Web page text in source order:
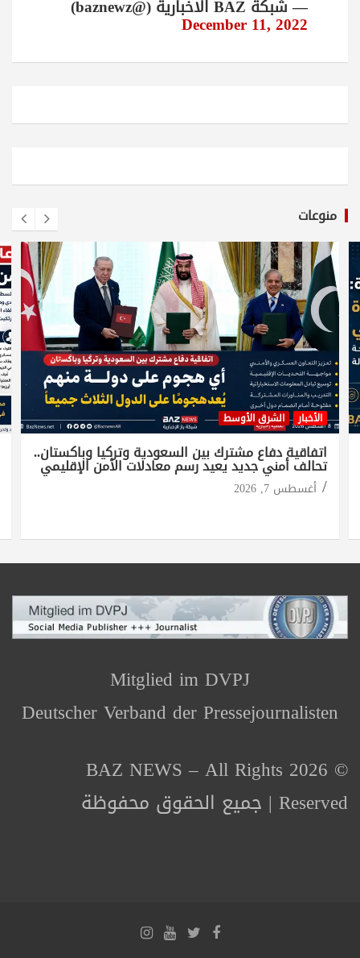
— شبكة BAZ الاخبارية (@baznewz)
December 11, 2022
منوعات
الأخبار الشرق الأوسط
اتفاقية دفاع مشترك بين السعودية وتركيا وباكستان..
تحالف أمني جديد يعيد رسم معادلات الأمن الإقليمي
أغسطس 7, 2026
Mitglied im DVPJ
Deutscher Verband der Pressejournalisten
© 2026 BAZ NEWS – All Rights
Reserved | جميع الحقوق محفوظة